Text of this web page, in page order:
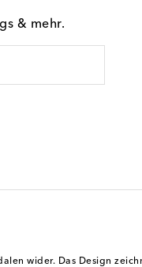
& mehr.
wider. Das Design